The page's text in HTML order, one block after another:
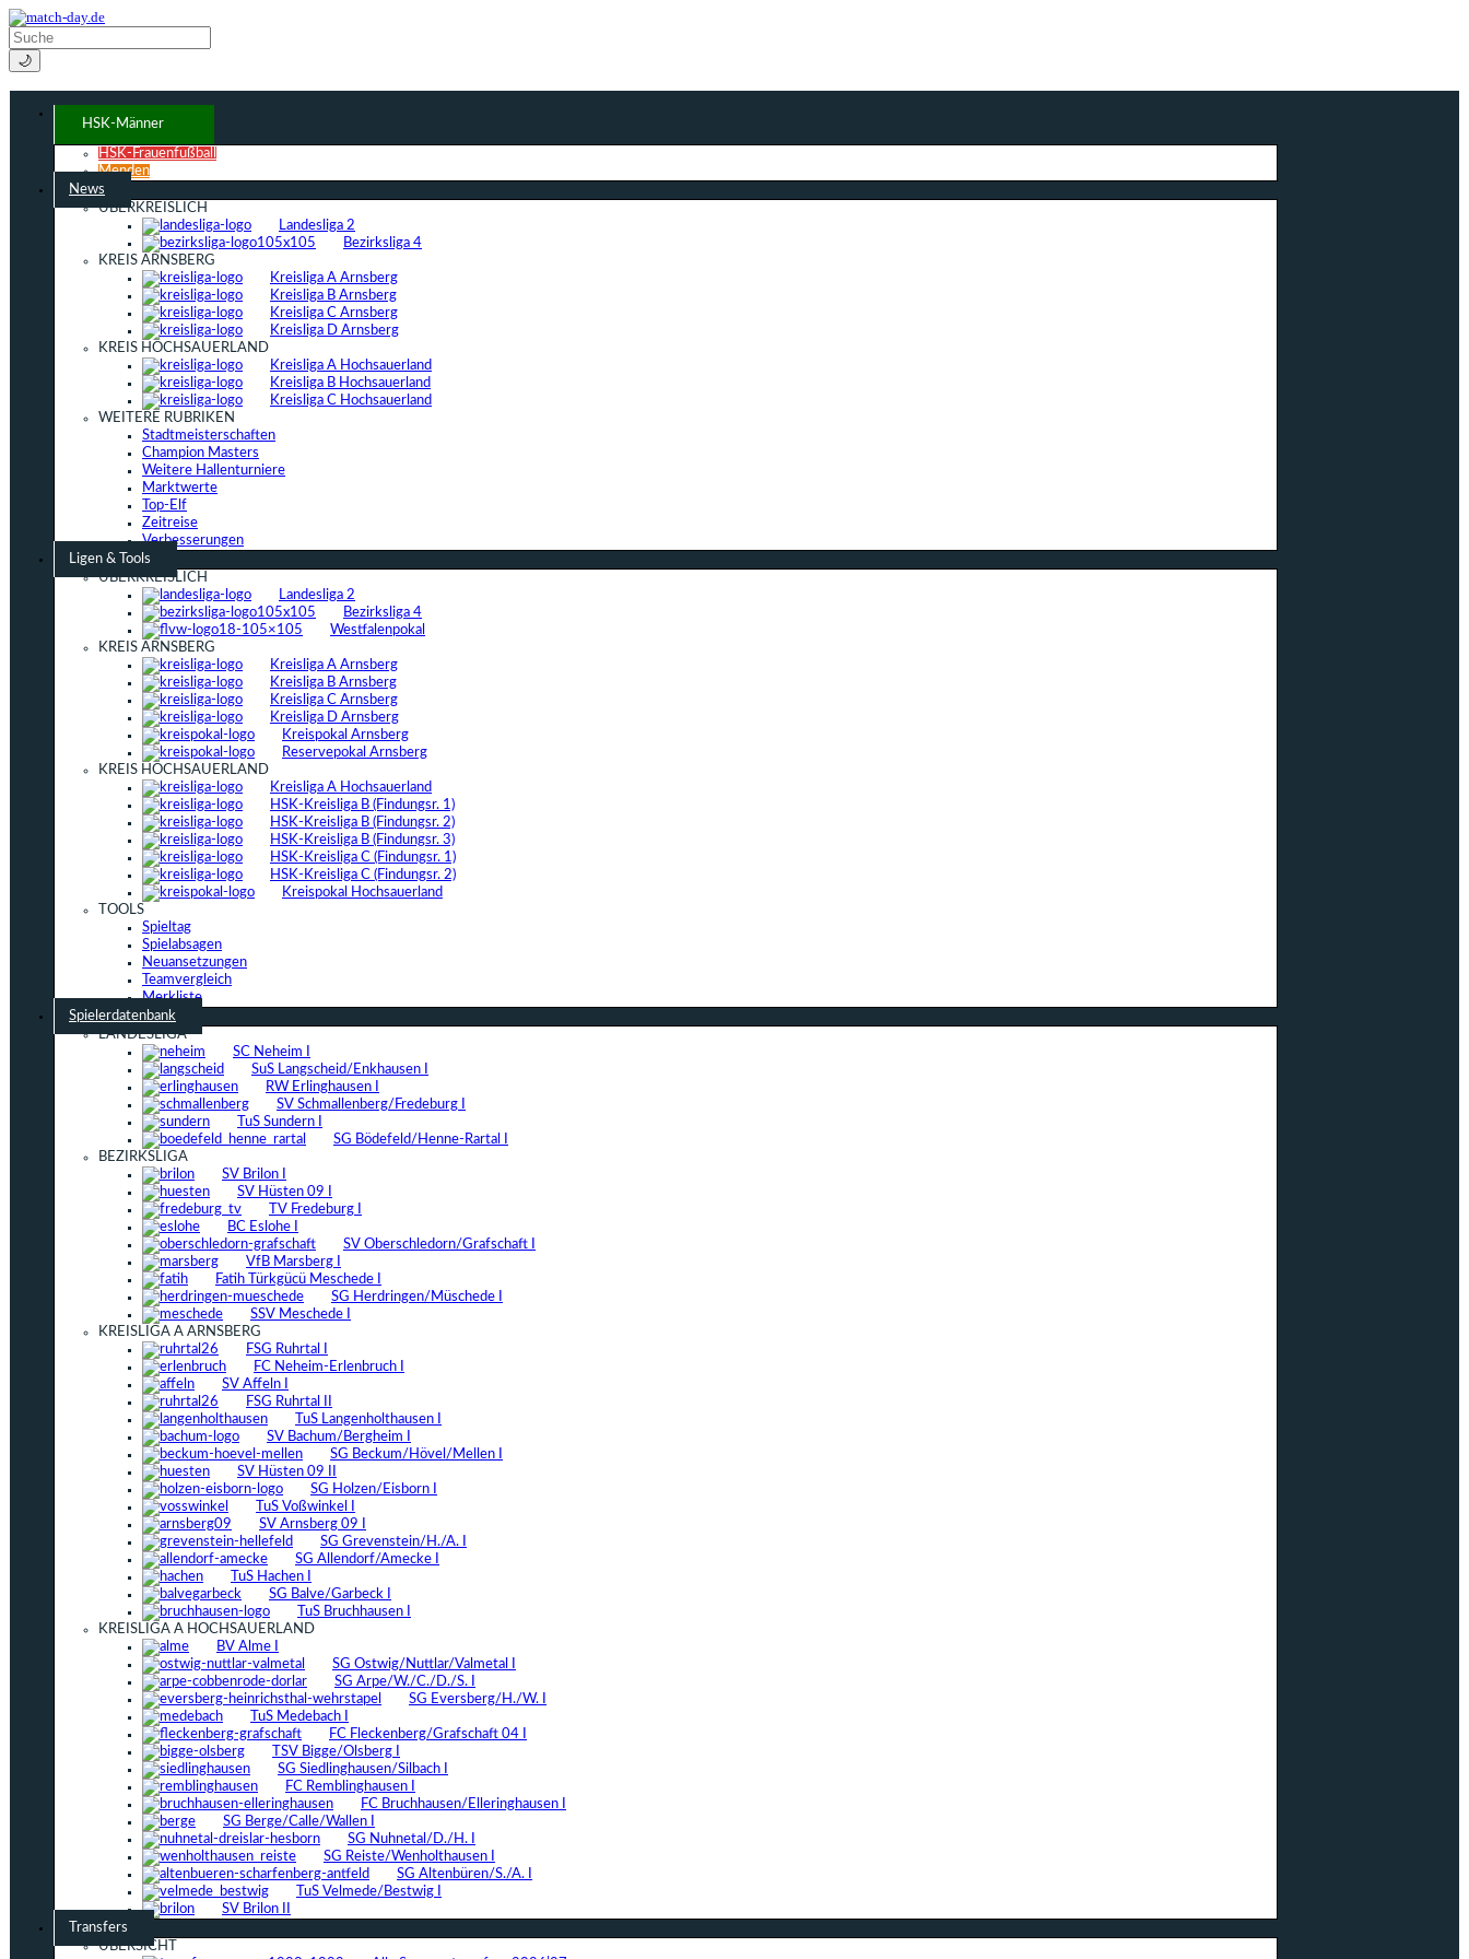
🌙
HSK-Männer
HSK-Frauenfußball
Menden
News
ÜBERKREISLICH
Landesliga 2
Bezirksliga 4
KREIS ARNSBERG
Kreisliga A Arnsberg
Kreisliga B Arnsberg
Kreisliga C Arnsberg
Kreisliga D Arnsberg
KREIS HOCHSAUERLAND
Kreisliga A Hochsauerland
Kreisliga B Hochsauerland
Kreisliga C Hochsauerland
WEITERE RUBRIKEN
Stadtmeisterschaften
Champion Masters
Weitere Hallenturniere
Marktwerte
Top-Elf
Zeitreise
Verbesserungen
Ligen & Tools
ÜBERKREISLICH
Landesliga 2
Bezirksliga 4
Westfalenpokal
KREIS ARNSBERG
Kreisliga A Arnsberg
Kreisliga B Arnsberg
Kreisliga C Arnsberg
Kreisliga D Arnsberg
Kreispokal Arnsberg
Reservepokal Arnsberg
KREIS HOCHSAUERLAND
Kreisliga A Hochsauerland
HSK-Kreisliga B (Findungsr. 1)
HSK-Kreisliga B (Findungsr. 2)
HSK-Kreisliga B (Findungsr. 3)
HSK-Kreisliga C (Findungsr. 1)
HSK-Kreisliga C (Findungsr. 2)
Kreispokal Hochsauerland
TOOLS
Spieltag
Spielabsagen
Neuansetzungen
Teamvergleich
Merkliste
Spielerdatenbank
LANDESLIGA
SC Neheim I
SuS Langscheid/Enkhausen I
RW Erlinghausen I
SV Schmallenberg/Fredeburg I
TuS Sundern I
SG Bödefeld/Henne-Rartal I
BEZIRKSLIGA
SV Brilon I
SV Hüsten 09 I
TV Fredeburg I
BC Eslohe I
SV Oberschledorn/Grafschaft I
VfB Marsberg I
Fatih Türkgücü Meschede I
SG Herdringen/Müschede I
SSV Meschede I
KREISLIGA A ARNSBERG
FSG Ruhrtal I
FC Neheim-Erlenbruch I
SV Affeln I
FSG Ruhrtal II
TuS Langenholthausen I
SV Bachum/Bergheim I
SG Beckum/Hövel/Mellen I
SV Hüsten 09 II
SG Holzen/Eisborn I
TuS Voßwinkel I
SV Arnsberg 09 I
SG Grevenstein/H./A. I
SG Allendorf/Amecke I
TuS Hachen I
SG Balve/Garbeck I
TuS Bruchhausen I
KREISLIGA A HOCHSAUERLAND
BV Alme I
SG Ostwig/Nuttlar/Valmetal I
SG Arpe/W./C./D./S. I
SG Eversberg/H./W. I
TuS Medebach I
FC Fleckenberg/Grafschaft 04 I
TSV Bigge/Olsberg I
SG Siedlinghausen/Silbach I
FC Remblinghausen I
FC Bruchhausen/Elleringhausen I
SG Berge/Calle/Wallen I
SG Nuhnetal/D./H. I
SG Reiste/Wenholthausen I
SG Altenbüren/S./A. I
TuS Velmede/Bestwig I
SV Brilon II
Transfers
ÜBERSICHT